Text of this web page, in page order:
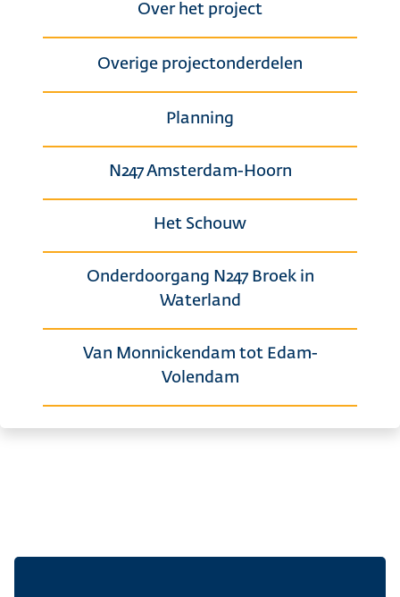
Over het project
Overige projectonderdelen
Planning
N247 Amsterdam-Hoorn
Het Schouw
Onderdoorgang N247 Broek in
Waterland
Van Monnickendam tot Edam-
Volendam